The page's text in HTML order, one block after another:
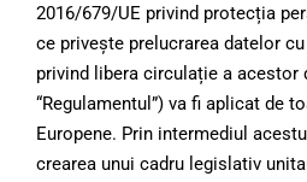
2016/679/UE privind protecția
ce privește prelucrarea datelor
privind libera circulație a acestor
“Regulamentul”) va fi aplicat de
Europene. Prin intermediul
crearea unui cadru legislativ